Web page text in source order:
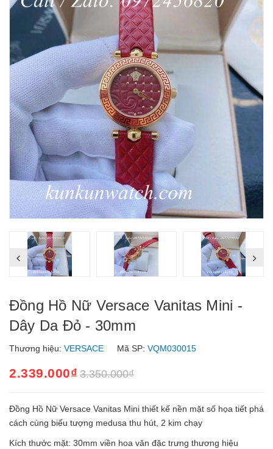
Đồng Hồ Nữ Versace Vanitas Mini -
Dây Da Đỏ - 30mm
Thương hiệu: VERSACE Mã SP: VQM030015
2.339.000₫ 3.350.000₫
Đồng Hồ Nữ Versace Vanitas Mini thiết kế nền mặt số họa tiết phá
cách cùng biểu tượng medusa thu hút, 2 kim chạy
Kích thước mặt: 30mm viền hoa văn đặc trưng thương hiệu